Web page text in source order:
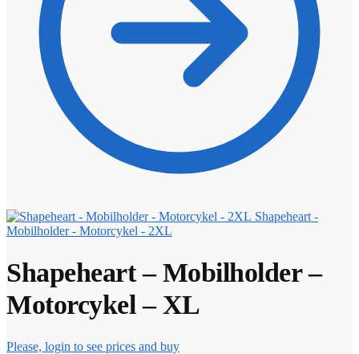
Shapeheart -
Mobilholder - Motorcykel - 2XL
Shapeheart – Mobilholder –
Motorcykel – XL
Please, login to see prices and buy